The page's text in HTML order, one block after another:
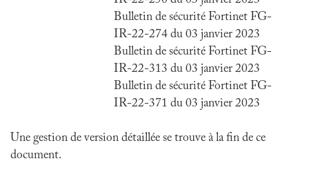
Bulletin de sécurité Fortinet FG-
IR-22-274 du 03 janvier 2023
Bulletin de sécurité Fortinet FG-
IR-22-313 du 03 janvier 2023
Bulletin de sécurité Fortinet FG-
IR-22-371 du 03 janvier 2023
Une gestion de version détaillée se trouve à la fin de ce
document.